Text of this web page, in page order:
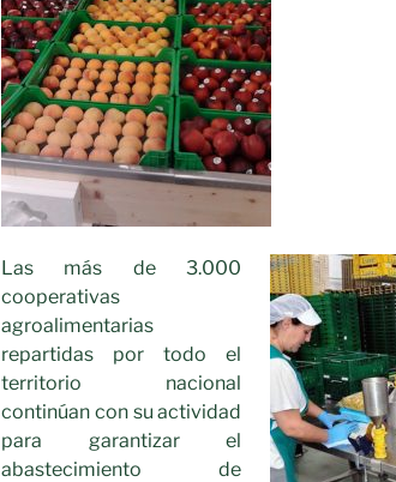
Las más de 3.000
cooperativas
agroalimentarias
repartidas por todo el
territorio nacional
continúan con su actividad
para garantizar el
abastecimiento de